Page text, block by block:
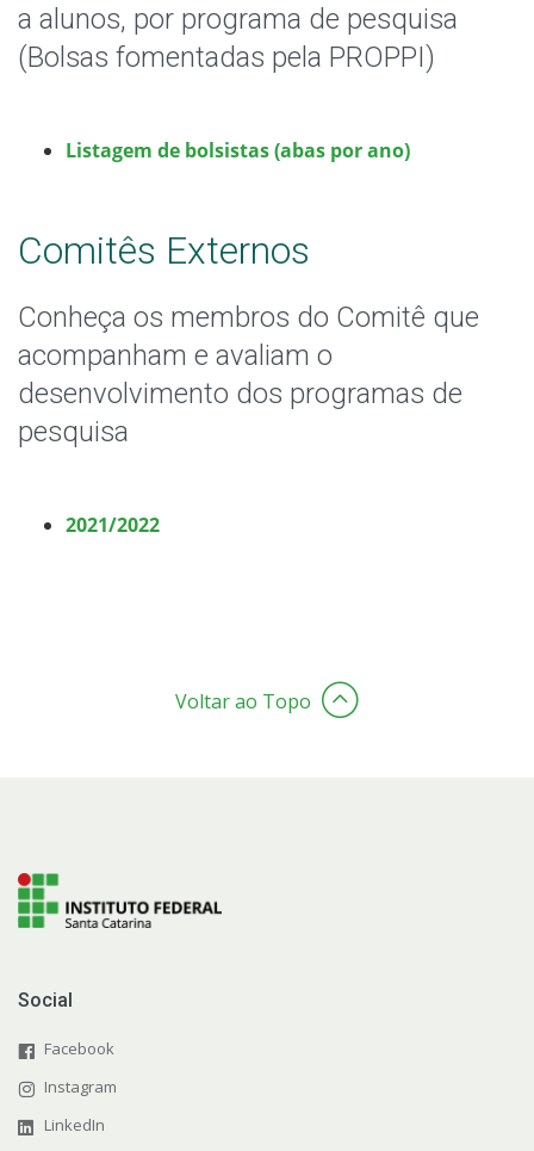
a alunos, por programa de pesquisa
(Bolsas fomentadas pela PROPPI)
Listagem de bolsistas (abas por ano)
Comitês Externos
Conheça os membros do Comitê que
acompanham e avaliam o
desenvolvimento dos programas de
pesquisa
2021/2022
Voltar ao Topo
Social
Facebook
Instagram
LinkedIn